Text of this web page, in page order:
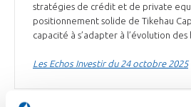
stratégies de crédit et de private
positionnement solide de Tikehau
capacité à s’adapter à l’évolution des
Les Echos Investir du 24 octobre 2025